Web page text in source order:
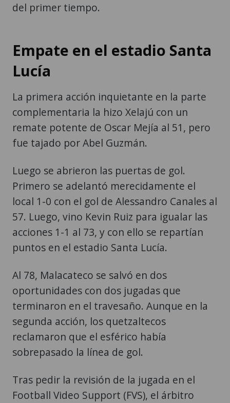
del primer tiempo.
Empate en el estadio Santa
Lucía
La primera acción inquietante en la parte
complementaria la hizo Xelajú con un
remate potente de Oscar Mejía al 51, pero
fue tajado por Abel Guzmán.
Luego se abrieron las puertas de gol.
Primero se adelantó merecidamente el
local 1-0 con el gol de Alessandro Canales al
57. Luego, vino Kevin Ruiz para igualar las
acciones 1-1 al 73, y con ello se repartían
puntos en el estadio Santa Lucía.
Al 78, Malacateco se salvó en dos
oportunidades con dos jugadas que
terminaron en el travesaño. Aunque en la
segunda acción, los quetzaltecos
reclamaron que el esférico había
sobrepasado la línea de gol.
Tras pedir la revisión de la jugada en el
Football Video Support (FVS), el árbitro